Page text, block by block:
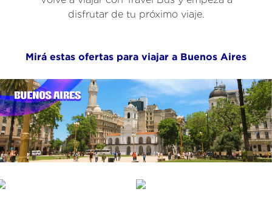
disfrutar de tu próximo viaje.
Mirá estas ofertas para viajar a Buenos Aires